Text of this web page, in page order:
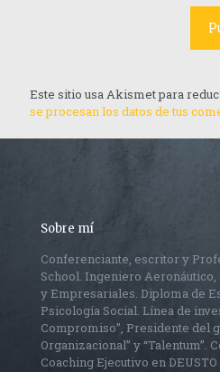
Este sitio usa Akismet para
se procesan los datos de tus
Sobre mí
Conferenciante, escritor y
School. Ingeniero Aeronáutico,
y Empresariales. Diploma de
Psicología Social. Línea de
Compromiso”, Presidente del
Organizacional” y “Talentum”.
Coaching Ejecutivo en